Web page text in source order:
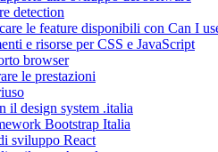
detection
le feature disponibili con Can I
e risorse per CSS e JavaScript
browser
le prestazioni
il design system .italia
Bootstrap Italia
sviluppo React